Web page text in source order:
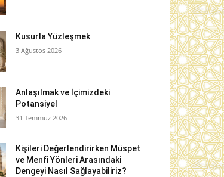
Kusurla Yüzleşmek
3 Ağustos 2026
Anlaşılmak ve İçimizdeki
Potansiyel
31 Temmuz 2026
Kişileri Değerlendirirken Müspet
ve Menfi Yönleri Arasındaki
Dengeyi Nasıl Sağlayabiliriz?